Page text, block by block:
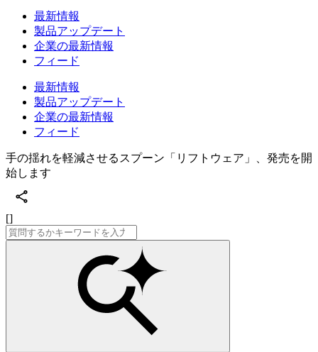
最新情報
製品アップデート
企業の最新情報
フィード
最新情報
製品アップデート
企業の最新情報
フィード
手の揺れを軽減させるスプーン「リフトウェア」、発売を開
始します
[]